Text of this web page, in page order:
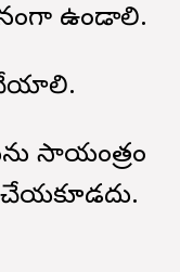
ఉండాలి.
చేయాలి.
సాయంత్రం
చేయకూడదు.